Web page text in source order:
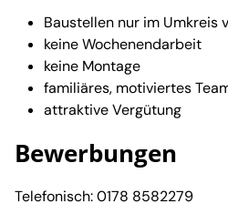
Baustellen nur im Umkreis
keine Wochenendarbeit
keine Montage
familiäres, motiviertes
attraktive Vergütung
Bewerbungen
Telefonisch: 0178 8582279